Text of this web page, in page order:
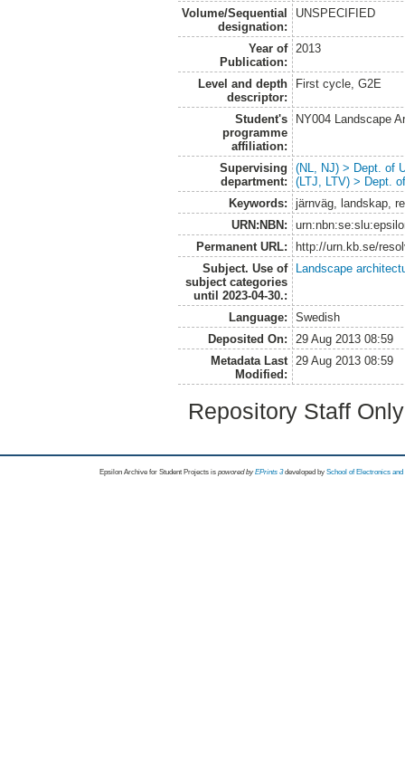
Volume/Sequential
designation:
UNSPECIFIED
Year of
Publication:
2013
Level and depth
descriptor:
First cycle, G2E
Student's
programme
affiliation:
NY004 Landscape
Supervising
department:
(NL, NJ) > Dept. of
(LTJ, LTV) > Dept.
Keywords:
järnväg, landskap,
URN:NBN:
Permanent URL:
http://urn.kb.se/
Subject. Use of
subject categories
until 2023-04-30.:
Landscape
Language:
Swedish
Deposited On:
29 Aug 2013 08:59
Metadata Last
Modified:
29 Aug 2013 08:59
Repository Staff
Epsilon Archive for Student Projects is powored byEPrints 3 developed by School of Electronics